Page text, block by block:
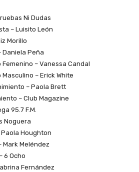
Ni Dudas
– Luisito León
Morillo
Daniela Peña
– Vanessa Candal
– Erick White
– Paola Brett
– Club Magazine
95.7 F.M.
Noguera
Paola Houghton
Mark Meléndez
6 Ocho
Fernández